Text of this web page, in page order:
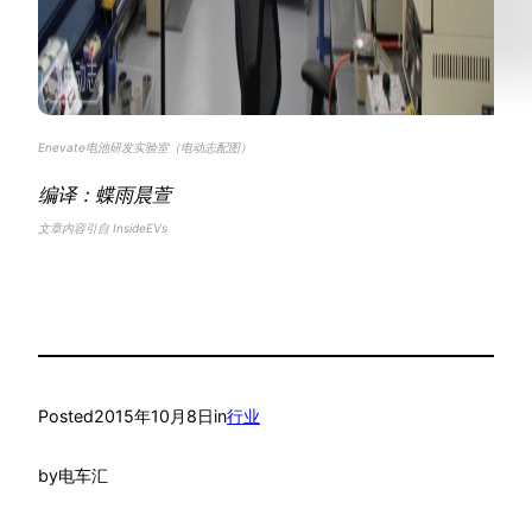
Enevate电池研发实验室（电动志配图）
编译：蝶雨晨萱
文章内容引自 InsideEVs
Posted2015年10月8日in行业
by电车汇